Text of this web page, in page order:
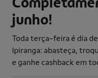
junho!
Toda terça-feira é dia
Ipiranga: abasteça,
e ganhe cashback em